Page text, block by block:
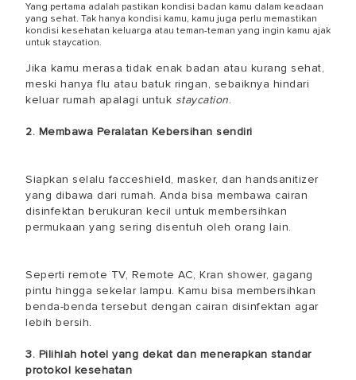
Yang pertama adalah pastikan kondisi badan kamu dalam keadaan
yang sehat. Tak hanya kondisi kamu, kamu juga perlu memastikan
kondisi kesehatan keluarga atau teman-teman yang ingin kamu ajak
untuk staycation.
Jika kamu merasa tidak enak badan atau kurang sehat,
meski hanya flu atau batuk ringan, sebaiknya hindari
keluar rumah apalagi untuk staycation.
2. Membawa Peralatan Kebersihan sendiri
Siapkan selalu facceshield, masker, dan handsanitizer
yang dibawa dari rumah. Anda bisa membawa cairan
disinfektan berukuran kecil untuk membersihkan
permukaan yang sering disentuh oleh orang lain.
Seperti remote TV, Remote AC, Kran shower, gagang
pintu hingga sekelar lampu. Kamu bisa membersihkan
benda-benda tersebut dengan cairan disinfektan agar
lebih bersih.
3. Pilihlah hotel yang dekat dan menerapkan standar
protokol kesehatan